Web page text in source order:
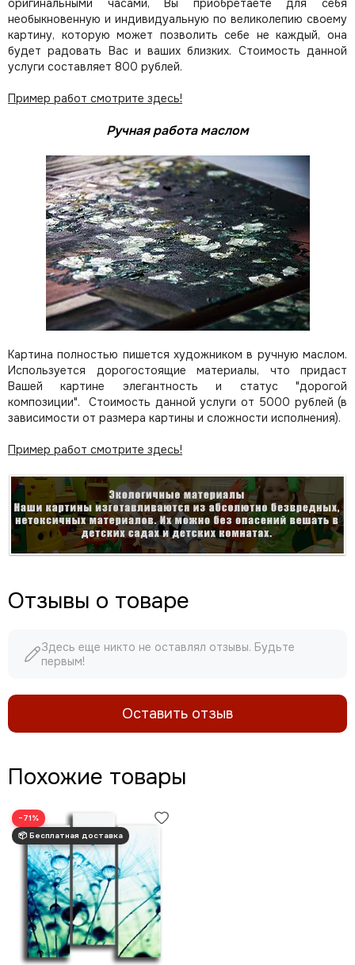
оригинальными часами, Вы приобретаете для себя
необыкновенную и индивидуальную по великолепию своему
картину, которую может позволить себе не каждый, она
будет радовать Вас и ваших близких. Стоимость данной
услуги составляет 800 рублей.
Пример работ смотрите здесь!
Ручная работа маслом
Картина полностью пишется художником в ручную маслом.
Используется дорогостоящие материалы, что придаст
Вашей картине элегантность и статус "дорогой
композиции". Стоимость данной услуги от 5000 рублей (в
зависимости от размера картины и сложности исполнения).
Пример работ смотрите здесь!
Отзывы о товаре
Здесь еще никто не оставлял отзывы. Будьте
первым!
Оставить отзыв
Похожие товары
−71%